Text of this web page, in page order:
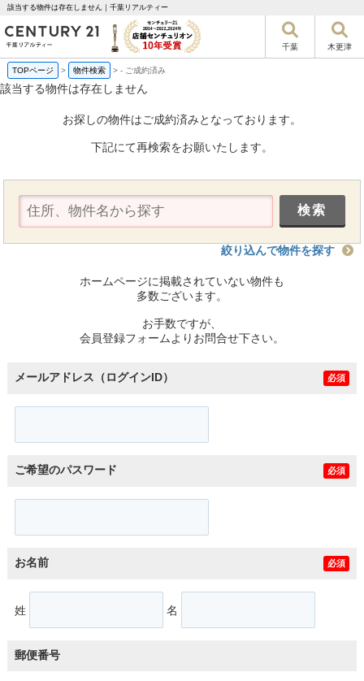
該当する物件は存在しません｜千葉リアルティー
千葉 木更津
TOPページ > 物件検索 >- ご成約済み
該当する物件は存在しません
お探しの物件はご成約済みとなっております。
下記にて再検索をお願いたします。
絞り込んで物件を探す
ホームページに掲載されていない物件も
多数ございます。
お手数ですが、
会員登録フォームよりお問合せ下さい。
メールアドレス（ログインID） 必須
ご希望のパスワード 必須
お名前 必須
姓 名
郵便番号